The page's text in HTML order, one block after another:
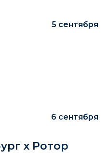
5 сентября
6 сентября
х Ротор